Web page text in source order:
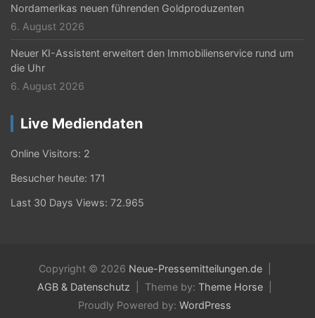
Nordamerikas neuen führenden Goldproduzenten
6. August 2026
Neuer KI-Assistent erweitert den Immobilienservice rund um
die Uhr
6. August 2026
Live Mediendaten
Online Visitors: 2
Besucher heute: 171
Last 30 Days Views: 72.965
Copyright © 2026 Neue-Pressemitteilungen.de
AGB & Datenschutz
Theme by: Theme Horse
Proudly Powered by: WordPress